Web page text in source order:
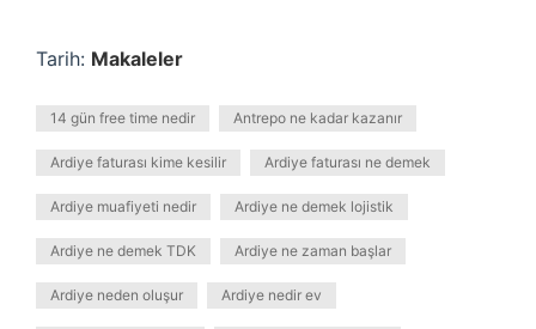
Tarih: Makaleler
14 gün free time nedir Antrepo ne kadar kazanır
Ardiye faturası kime kesilir Ardiye faturası ne demek
Ardiye muafiyeti nedir Ardiye ne demek lojistik
Ardiye ne demek TDK Ardiye ne zaman başlar
Ardiye neden oluşur Ardiye nedir ev